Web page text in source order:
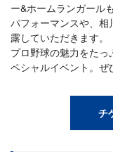
ー&ホームランガール
パフォーマンスや、
露していただきます。
プロ野球の魅力をた
ペシャルイベント。ぜ
チ